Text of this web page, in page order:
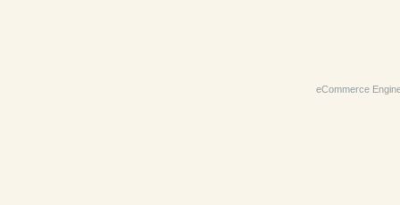
eCommerce